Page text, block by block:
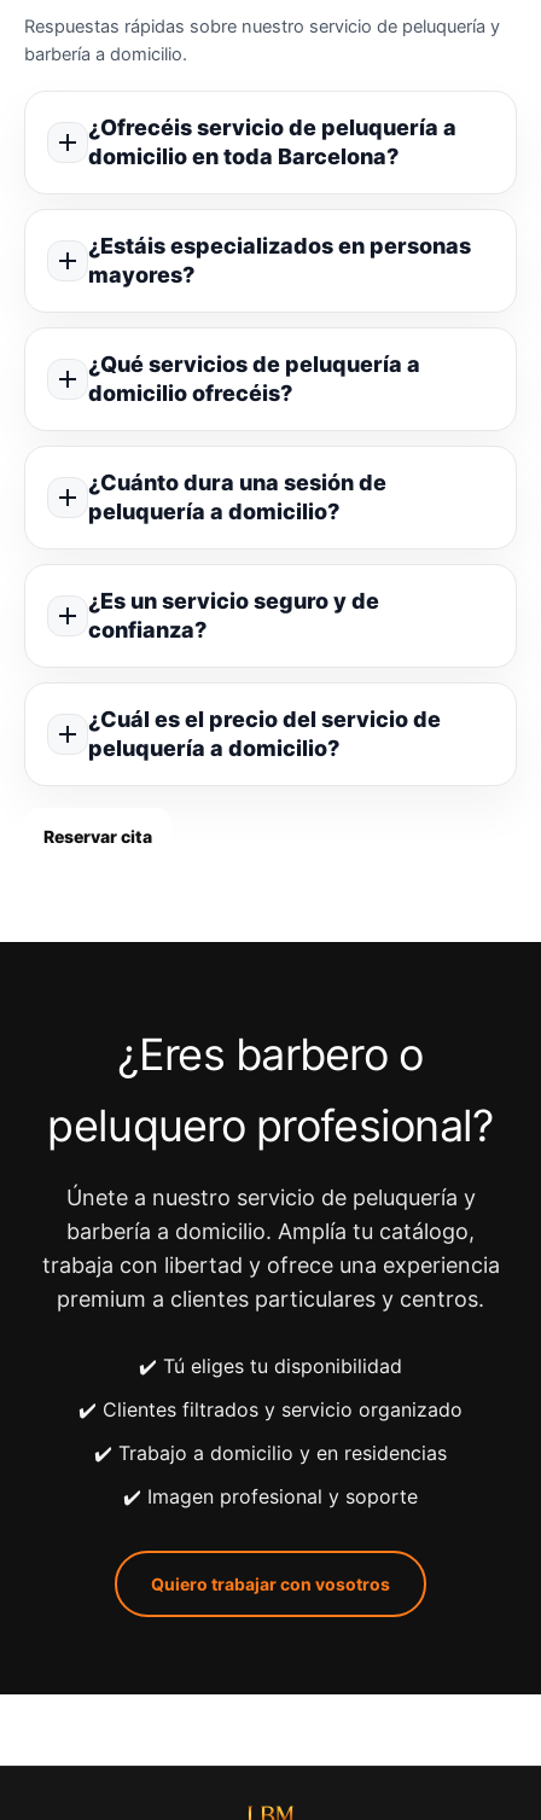
Respuestas rápidas sobre nuestro servicio de peluquería y
barbería a domicilio.
¿Ofrecéis servicio de peluquería a
domicilio en toda Barcelona?
¿Estáis especializados en personas
mayores?
¿Qué servicios de peluquería a
domicilio ofrecéis?
¿Cuánto dura una sesión de
peluquería a domicilio?
¿Es un servicio seguro y de
confianza?
¿Cuál es el precio del servicio de
peluquería a domicilio?
Reservar cita
¿Eres barbero o
peluquero profesional?
Únete a nuestro servicio de peluquería y
barbería a domicilio. Amplía tu catálogo,
trabaja con libertad y ofrece una experiencia
premium a clientes particulares y centros.
✔️ Tú eliges tu disponibilidad
✔️ Clientes filtrados y servicio organizado
✔️ Trabajo a domicilio y en residencias
✔️ Imagen profesional y soporte
Quiero trabajar con vosotros